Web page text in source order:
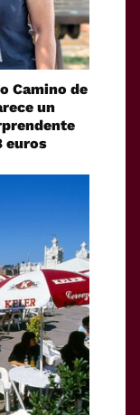
Camino de
un
euros